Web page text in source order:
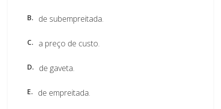
B. de subempreitada.
C. a preço de custo.
D. de gaveta.
E. de empreitada.